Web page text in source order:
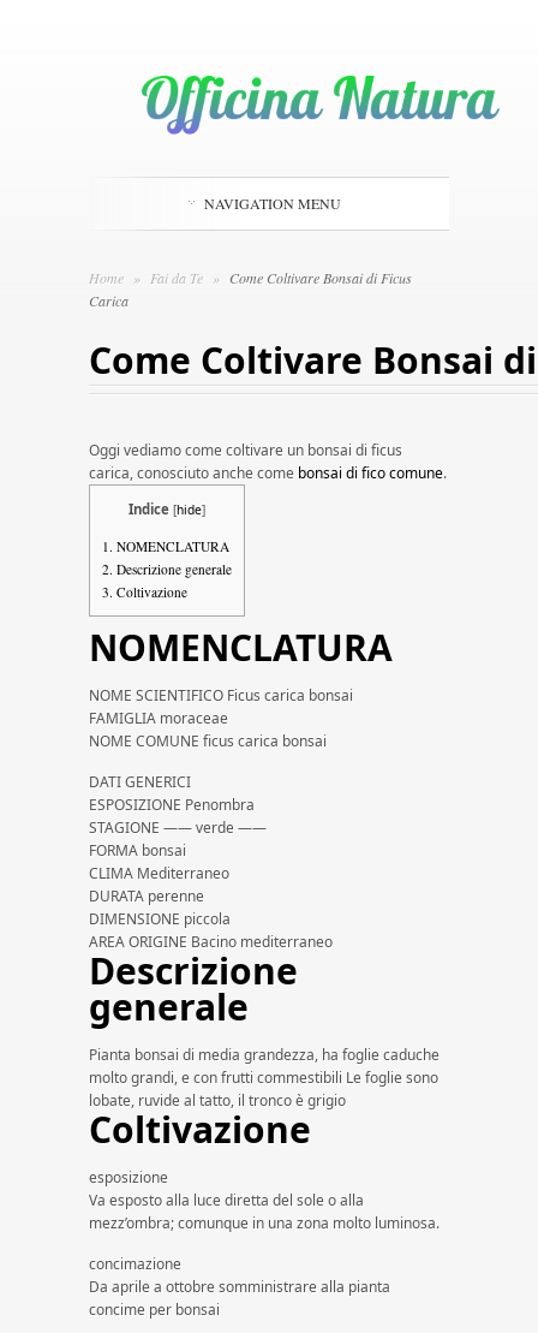
NAVIGATION MENU
Home » Fai da Te » Come Coltivare Bonsai di Ficus
Carica
Come Coltivare Bonsai
Oggi vediamo come coltivare un bonsai di ficus
carica, conosciuto anche come bonsai di fico comune.
Indice [hide]
1. NOMENCLATURA
2. Descrizione generale
3. Coltivazione
NOMENCLATURA
NOME SCIENTIFICO Ficus carica bonsai
FAMIGLIA moraceae
NOME COMUNE ficus carica bonsai
DATI GENERICI
ESPOSIZIONE Penombra
STAGIONE —— verde ——
FORMA bonsai
CLIMA Mediterraneo
DURATA perenne
DIMENSIONE piccola
AREA ORIGINE Bacino mediterraneo
Descrizione
generale
Pianta bonsai di media grandezza, ha foglie caduche
molto grandi, e con frutti commestibili Le foglie sono
lobate, ruvide al tatto, il tronco è grigio
Coltivazione
esposizione
Va esposto alla luce diretta del sole o alla
mezz’ombra; comunque in una zona molto luminosa.
concimazione
Da aprile a ottobre somministrare alla pianta
concime per bonsai